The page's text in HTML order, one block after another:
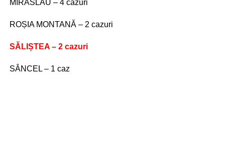
MIRĂSLĂU – 4 cazuri
ROȘIA MONTANĂ – 2 cazuri
SĂLIȘTEA – 2 cazuri
SÂNCEL – 1 caz